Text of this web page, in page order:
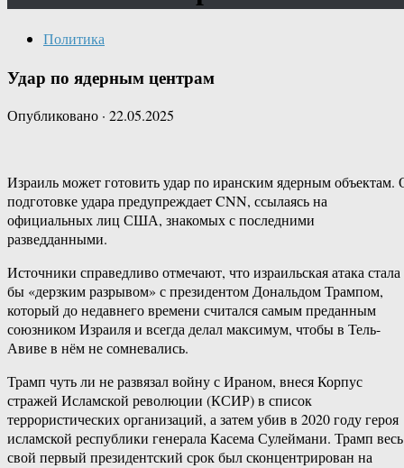
Политика
Удар по ядерным центрам
Опубликовано · 22.05.2025
Израиль может готовить удар по иранским ядерным объектам.
подготовке удара предупреждает CNN, ссылаясь на
официальных лиц США, знакомых с последними
разведданными.
Источники справедливо отмечают, что израильская атака стала
бы «дерзким разрывом» с президентом Дональдом Трампом,
который до недавнего времени считался самым преданным
союзником Израиля и всегда делал максимум, чтобы в Тель-
Авиве в нём не сомневались.
Трамп чуть ли не развязал войну с Ираном, внеся Корпус
стражей Исламской революции (КСИР) в список
террористических организаций, а затем убив в 2020 году героя
исламской республики генерала Касема Сулеймани. Трамп весь
свой первый президентский срок был сконцентрирован на